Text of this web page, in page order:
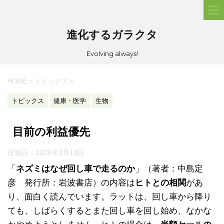
進化するガラクタ
Evolving always!
HOME > トピックス >
トピックス 健康・医学 生物
目前の利益優先
投稿日： 2026年3月13日
「 ネズミはなぜ回し車で走るのか」（著者：中島定
彦 発行所：岩波書店）の内容は ヒトとの相関があ
り、面白く読んでいます。ラットは、回し車から降り
ても、しばらくするとまた回し車を回し始め、なかな